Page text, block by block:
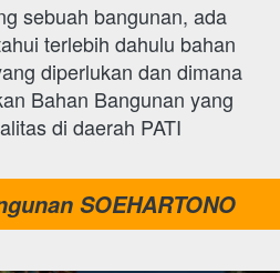
sebuah bangunan, ada
terlebih dahulu bahan
diperlukan dan dimana
Bahan Bangunan yang
di daerah PATI
SOEHARTONO